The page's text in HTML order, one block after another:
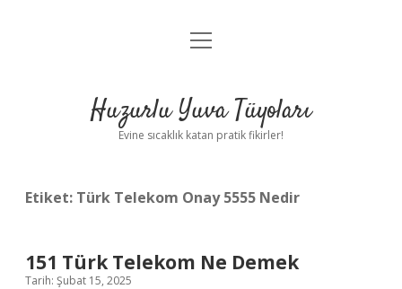
Anasayfa
Yasal Uyarı
menüyü
Huzurlu Yuva Tüyoları
Evine sıcaklık katan pratik fikirler!
Etiket: Türk Telekom Onay 5555 Nedir
151 Türk Telekom Ne Demek
Tarih: Şubat 15, 2025